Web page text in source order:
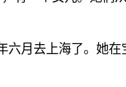
六月去上海了。她在